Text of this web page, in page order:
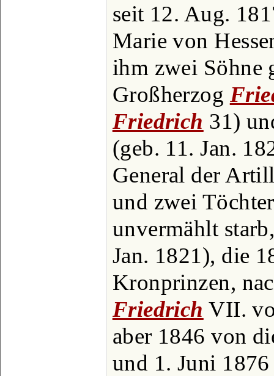
seit 12. Aug.
Marie von
ihm zwei Söhne
Großherzog
Friedrich 31)
(geb. 11. Jan.
General der
und zwei
unvermählt
Jan. 1821), die
Kronprinzen,
Friedrich VII.
aber 1846 von
und 1. Juni